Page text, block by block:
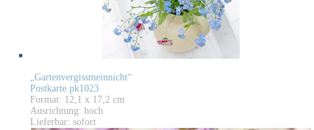
„Gartenvergissmeinnicht“
Postkarte pk1023
Format: 12,1 x 17,2 cm
Ausrichtung: hoch
Lieferbar: sofort